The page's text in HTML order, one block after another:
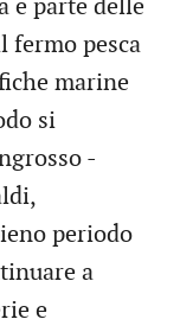
e parte delle
fermo pesca
marine
si
-
periodo
a
e